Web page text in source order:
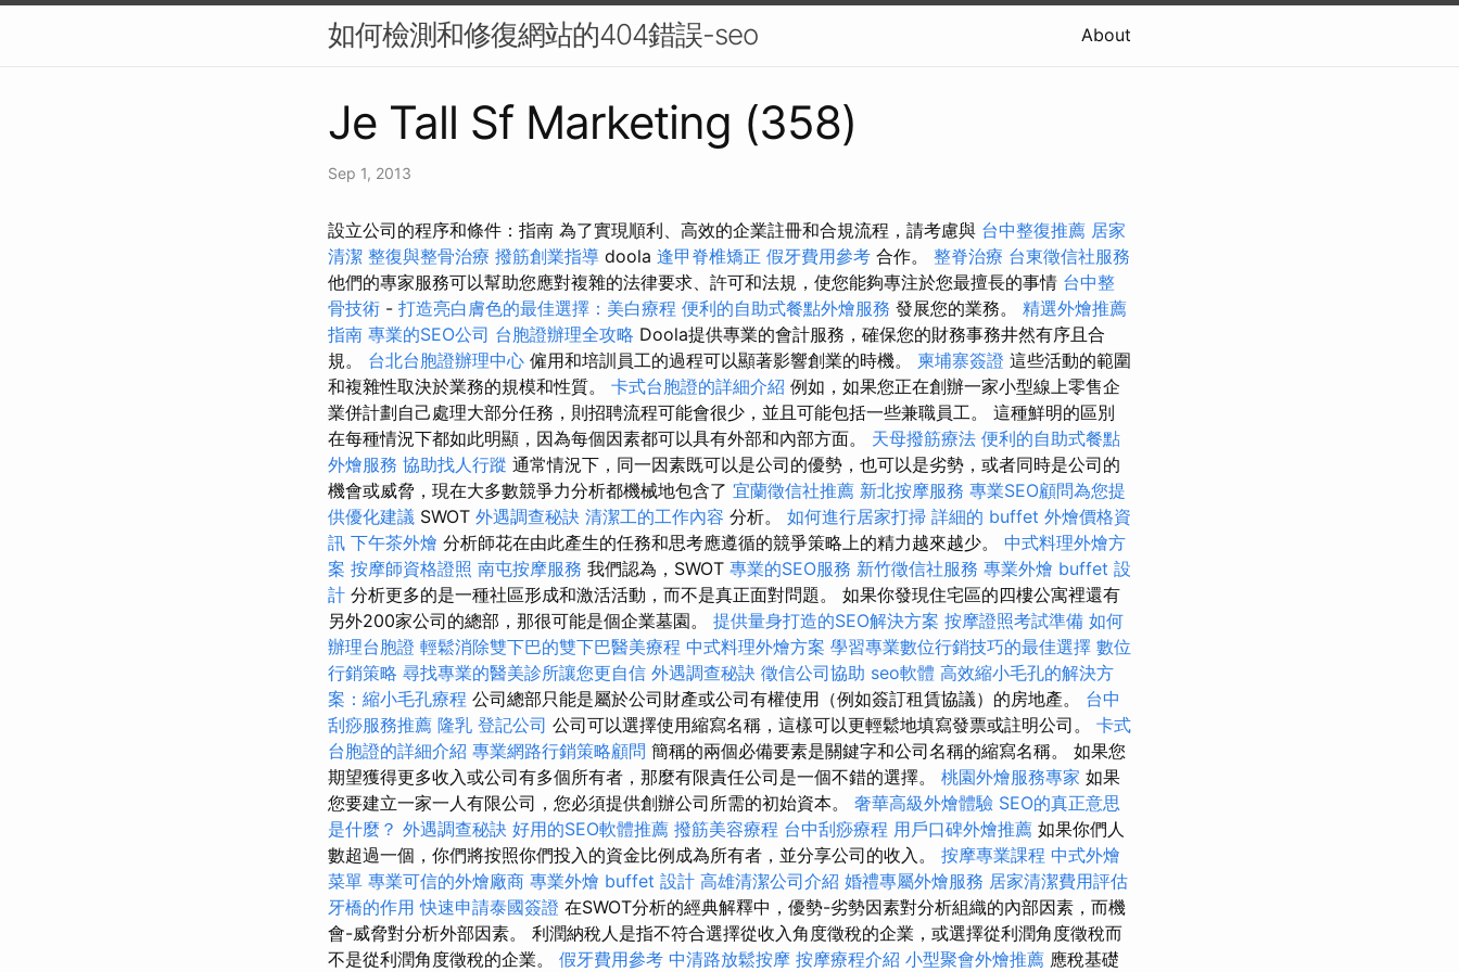
如何檢測和修復網站的404錯誤-seo About
Je Tall Sf Marketing (358)
Sep 1, 2013
設立公司的程序和條件：指南 為了實現順利、高效的企業註冊和合規流程，請考慮與 台中整復推薦 居家
清潔 整復與整骨治療 撥筋創業指導 doola 逢甲脊椎矯正 假牙費用參考 合作。 整脊治療 台東徵信社服務
他們的專家服務可以幫助您應對複雜的法律要求、許可和法規，使您能夠專注於您最擅長的事情 台中整
骨技術 - 打造亮白膚色的最佳選擇：美白療程 便利的自助式餐點外燴服務 發展您的業務。 精選外燴推薦
指南 專業的SEO公司 台胞證辦理全攻略 Doola提供專業的會計服務，確保您的財務事務井然有序且合
規。 台北台胞證辦理中心 僱用和培訓員工的過程可以顯著影響創業的時機。 柬埔寨簽證 這些活動的範圍
和複雜性取決於業務的規模和性質。 卡式台胞證的詳細介紹 例如，如果您正在創辦一家小型線上零售企
業併計劃自己處理大部分任務，則招聘流程可能會很少，並且可能包括一些兼職員工。 這種鮮明的區別
在每種情況下都如此明顯，因為每個因素都可以具有外部和內部方面。 天母撥筋療法 便利的自助式餐點
外燴服務 協助找人行蹤 通常情況下，同一因素既可以是公司的優勢，也可以是劣勢，或者同時是公司的
機會或威脅，現在大多數競爭力分析都機械地包含了 宜蘭徵信社推薦 新北按摩服務 專業SEO顧問為您提
供優化建議 SWOT 外遇調查秘訣 清潔工的工作內容 分析。 如何進行居家打掃 詳細的 buffet 外燴價格資
訊 下午茶外燴 分析師花在由此產生的任務和思考應遵循的競爭策略上的精力越來越少。 中式料理外燴方
案 按摩師資格證照 南屯按摩服務 我們認為，SWOT 專業的SEO服務 新竹徵信社服務 專業外燴 buffet 設
計 分析更多的是一種社區形成和激活活動，而不是真正面對問題。 如果你發現住宅區的四樓公寓裡還有
另外200家公司的總部，那很可能是個企業墓園。 提供量身打造的SEO解決方案 按摩證照考試準備 如何
辦理台胞證 輕鬆消除雙下巴的雙下巴醫美療程 中式料理外燴方案 學習專業數位行銷技巧的最佳選擇 數位
行銷策略 尋找專業的醫美診所讓您更自信 外遇調查秘訣 徵信公司協助 seo軟體 高效縮小毛孔的解決方
案：縮小毛孔療程 公司總部只能是屬於公司財產或公司有權使用（例如簽訂租賃協議）的房地產。 台中
刮痧服務推薦 隆乳 登記公司 公司可以選擇使用縮寫名稱，這樣可以更輕鬆地填寫發票或註明公司。 卡式
台胞證的詳細介紹 專業網路行銷策略顧問 簡稱的兩個必備要素是關鍵字和公司名稱的縮寫名稱。 如果您
期望獲得更多收入或公司有多個所有者，那麼有限責任公司是一個不錯的選擇。 桃園外燴服務專家 如果
您要建立一家一人有限公司，您必須提供創辦公司所需的初始資本。 奢華高級外燴體驗 SEO的真正意思
是什麼？ 外遇調查秘訣 好用的SEO軟體推薦 撥筋美容療程 台中刮痧療程 用戶口碑外燴推薦 如果你們人
數超過一個，你們將按照你們投入的資金比例成為所有者，並分享公司的收入。 按摩專業課程 中式外燴
菜單 專業可信的外燴廠商 專業外燴 buffet 設計 高雄清潔公司介紹 婚禮專屬外燴服務 居家清潔費用評估
牙橋的作用 快速申請泰國簽證 在SWOT分析的經典解釋中，優勢-劣勢因素對分析組織的內部因素，而機
會-威脅對分析外部因素。 利潤納稅人是指不符合選擇從收入角度徵稅的企業，或選擇從利潤角度徵稅而
不是從利潤角度徵稅的企業。 假牙費用參考 中清路放鬆按摩 按摩療程介紹 小型聚會外燴推薦 應稅基礎